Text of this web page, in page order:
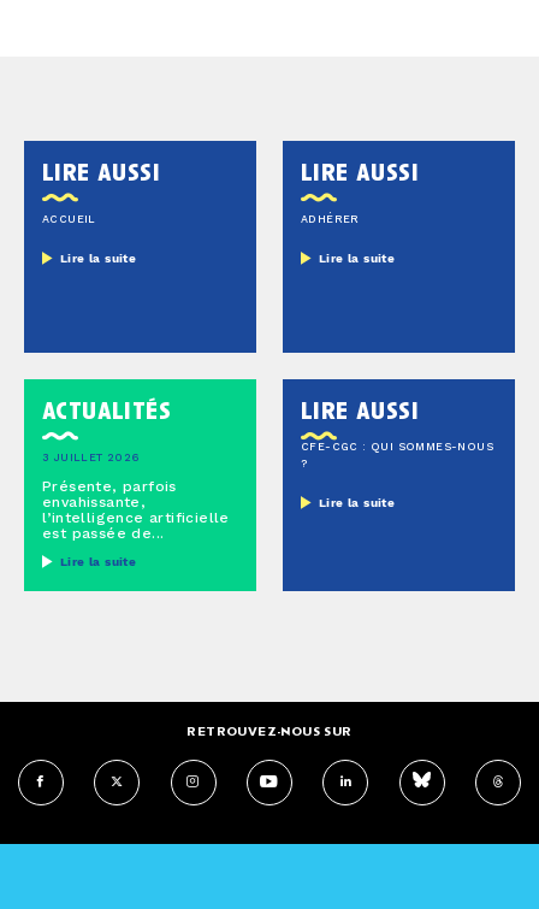
lire aussi
ACCUEIL
Lire la suite
lire aussi
ADHÉRER
Lire la suite
actualités
3 JUILLET 2026
Présente, parfois
envahissante,
l’intelligence artificielle
est passée de...
Lire la suite
lire aussi
CFE-CGC : QUI SOMMES-NOUS
?
Lire la suite
RETROUVEZ-NOUS SUR